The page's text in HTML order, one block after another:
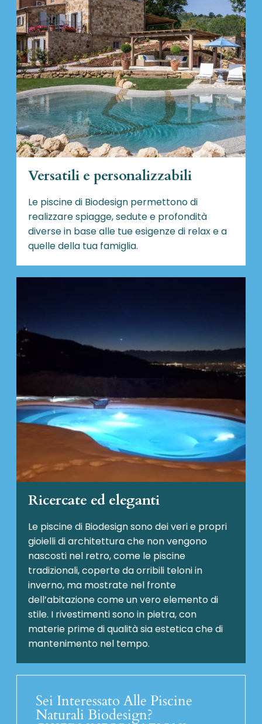
Versatili e personalizzabili
Le piscine di Biodesign permettono di
realizzare spiagge, sedute e profondità
diverse in base alle tue esigenze di relax e a
quelle della tua famiglia.
Ricercate ed eleganti
Le piscine di Biodesign sono dei veri e propri
gioielli di architettura che non vengono
nascosti nel retro, come le piscine
tradizionali, coperte da orribili teloni in
inverno, ma mostrate nel fronte
dell’abitazione come un vero elemento di
stile. I rivestimenti sono in pietra, con
materie prime di qualità sia estetica che di
mantenimento nel tempo.
Sei Interessato Alle Piscine
Naturali Biodesign?